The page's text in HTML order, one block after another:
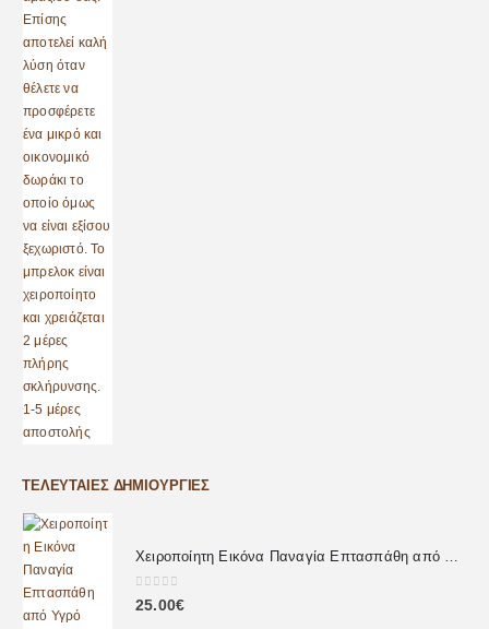
ΤΕΛΕΥΤΑΊΕΣ ΔΗΜΙΟΥΡΓΊΕΣ
0out of 5
25.00€